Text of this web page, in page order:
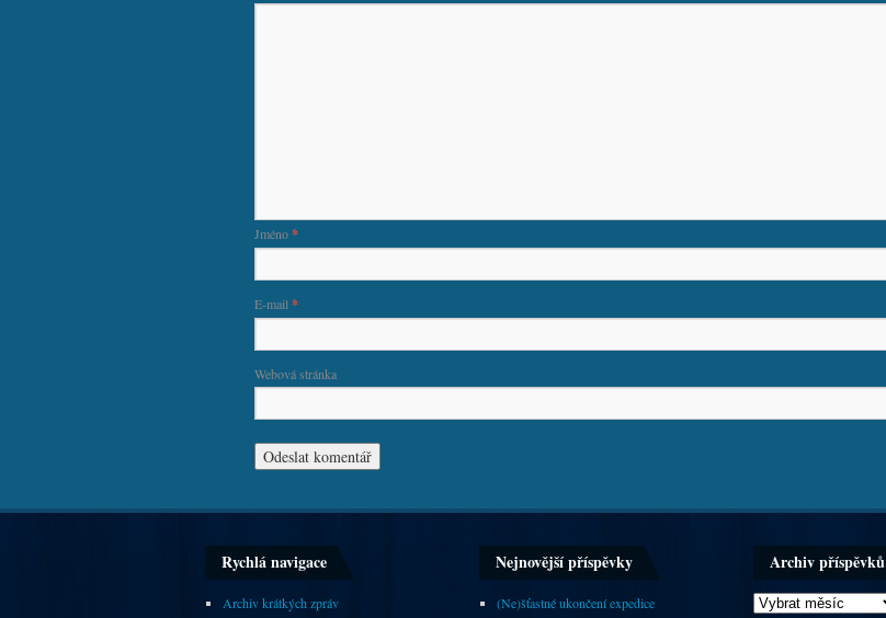
Jméno*
E-mail *
Webová stránka
Rychlá navigace
Archiv krátkých zpráv
Nejnovější příspěvky
(Ne)šťastné ukončení expedice
Archiv příspěvků